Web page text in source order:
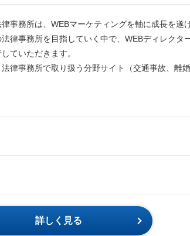
事務所は、WEBマーケティングを軸に成長を遂
律事務所を目指していく中で、WEBディレクタ
ていただきます。
法律事務所で取り扱う分野サイト（交通事故、離
詳しく見る